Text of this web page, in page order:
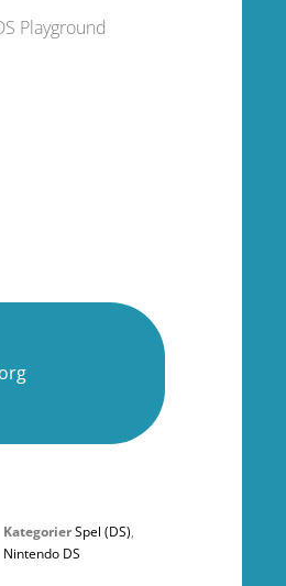
Playground
KategorierSpel (DS),
Nintendo DS